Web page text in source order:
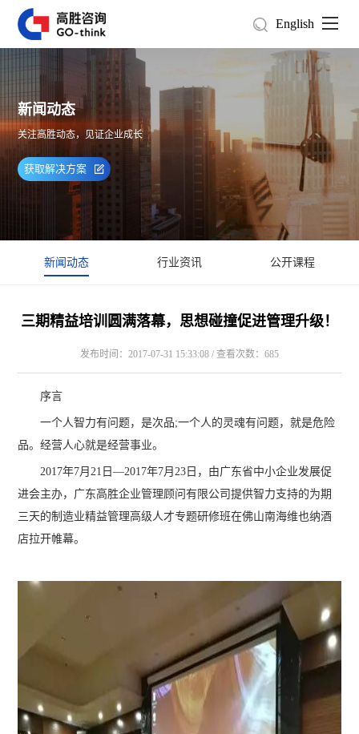
English
新闻动态
关注高胜动态，见证企业成长
获取解决方案
新闻动态 行业资讯 公开课程
三期精益培训圆满落幕，思想碰撞促进管理升级！
发布时间：2017-07-31 15:33:08 / 查看次数：685
序言
一个人智力有问题，是次品;一个人的灵魂有问题，就是危险
品。经营人心就是经营事业。
2017年7月21日—2017年7月23日，由广东省中小企业发展促
进会主办，广东高胜企业管理顾问有限公司提供智力支持的为期
三天的制造业精益管理高级人才专题研修班在佛山南海维也纳酒
店拉开帷幕。